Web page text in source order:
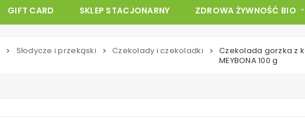
GIFT CARD SKLEP STACJONARNY ZDROWA ŻYWNOŚĆ BIO
> Słodycze i przekąski > Czekolady i czekoladki > Czekolada gorzka z
MEYBONA 100 g